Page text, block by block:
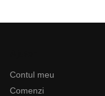
Contul meu
Comenzi